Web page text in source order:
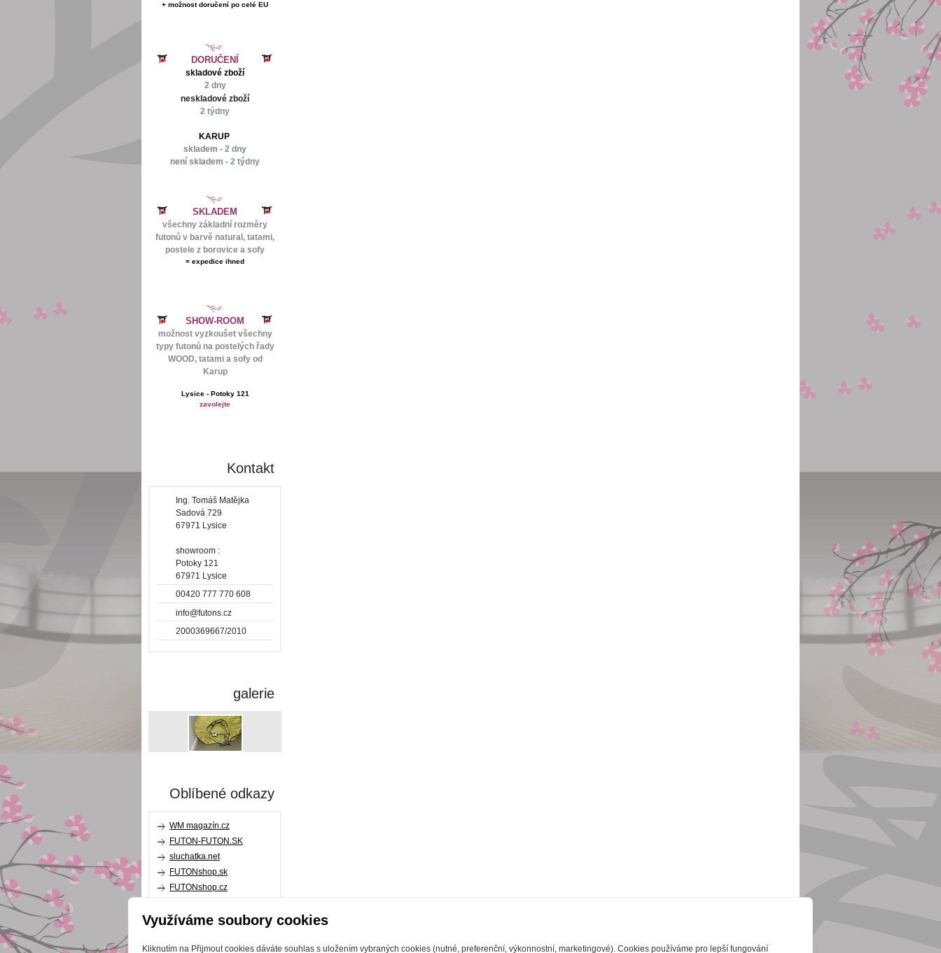
+ možnost doručení po celé EU
DORUČENÍ
skladové zboží
2 dny
neskladové zboží
2 týdny
KARUP
skladem - 2 dny
není skladem - 2 týdny
SKLADEM
všechny základní rozměry
futonů v barvě natural, tatami,
postele z borovice a sofy
= expedice ihned
SHOW-ROOM
možnost vyzkoušet všechny
typy futonů na postelých řady
WOOD, tatami a sofy od
Karup
Lysice - Potoky 121
zavolejte
Kontakt
Ing. Tomáš Matějka
Sadová 729
67971 Lysice
showroom :
Potoky 121
67971 Lysice
00420 777 770 608
info@futons.cz
2000369667/2010
galerie
Oblíbené odkazy
WM magazín.cz
FUTON-FUTON.SK
sluchatka.net
FUTONshop.sk
FUTONshop.cz
karupdesign.com
Využíváme soubory cookies
Kliknutím na Přijmout cookies dáváte souhlas s uložením vybraných cookies (nutné, preferenční, výkonnostní, marketingové). Cookies používáme pro lepší fungování